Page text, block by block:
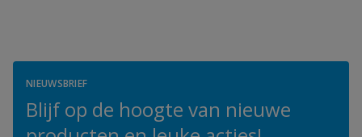
NIEUWSBRIEF
Blijf op de hoogte van nieuwe